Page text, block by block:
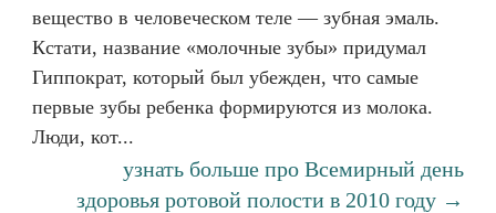
вещество в человеческом теле — зубная эмаль.
Кстати, название «молочные зубы» придумал
Гиппократ, который был убежден, что самые
первые зубы ребенка формируются из молока.
Люди, кот...
узнать больше про Всемирный день
здоровья ротовой полости в 2010 году →